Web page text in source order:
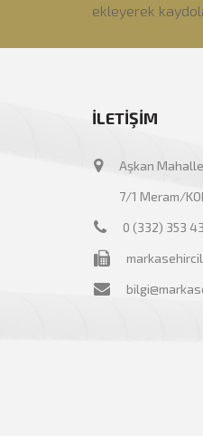
ekleyerek
İLETİŞİM
Aşkan
7/1 Meram/
0 (332) 353